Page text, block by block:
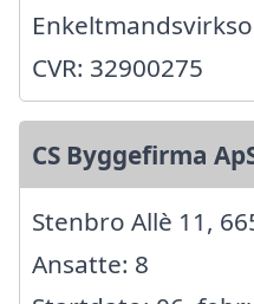
CVR: 32900275
CS Byggefirma
Stenbro Allè 11,
Ansatte: 8